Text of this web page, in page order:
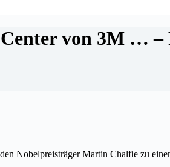
von 3M …
Nobelpreisträger Martin Chalfie zu